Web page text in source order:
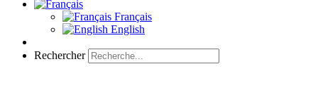
Français
English
Rechercher